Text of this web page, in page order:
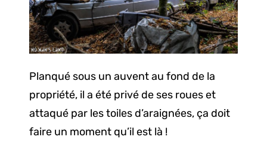
Planqué sous un auvent au fond de la
propriété, il a été privé de ses roues et
attaqué par les toiles d’araignées, ça doit
faire un moment qu’il est là !